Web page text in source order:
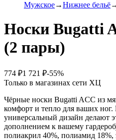
Мужское Нижнее бельё
Носки Bugatti
(2 пары)
774 ₽1 721 ₽-55%
Только в магазинах сети ХЦ
Чёрные носки Bugatti ACC из
комфорт и тепло для ваших ног.
универсальный дизайн делают
дополнением к вашему
полиакрил 40%, полиамид 18%,